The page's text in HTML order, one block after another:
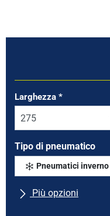
Tab updated: Per
Larghezza *
Tipo di pneumatico
Pneumatici inverno
Più opzioni